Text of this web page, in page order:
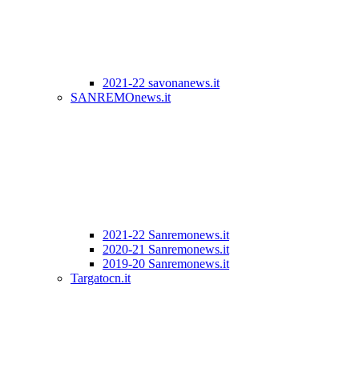
2021-22 savonanews.it
SANREMOnews.it
2021-22 Sanremonews.it
2020-21 Sanremonews.it
2019-20 Sanremonews.it
Targatocn.it